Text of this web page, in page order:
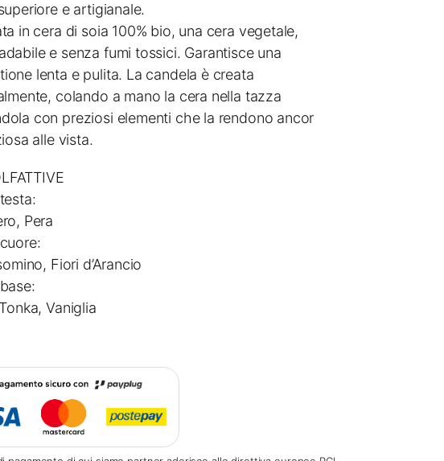
e artigianale.
in cera di soia 100% bio, una cera vegetale,
e senza fumi tossici. Garantisce una
lenta e pulita. La candela è creata
colando a mano la cera nella tazza
con preziosi elementi che la rendono ancor
alle vista.
Pera
Fiori d’Arancio
Vaniglia